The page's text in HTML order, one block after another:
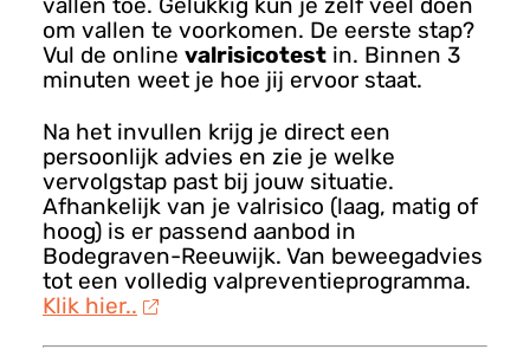
vallen toe. Gelukkig kun je zelf veel doen
om vallen te voorkomen. De eerste stap?
Vul de online valrisicotest in. Binnen 3
minuten weet je hoe jij ervoor staat.
Na het invullen krijg je direct een
persoonlijk advies en zie je welke
vervolgstap past bij jouw situatie.
Afhankelijk van je valrisico (laag, matig of
hoog) is er passend aanbod in
Bodegraven-Reeuwijk. Van beweegadvies
tot een volledig valpreventieprogramma.
Klik hier..